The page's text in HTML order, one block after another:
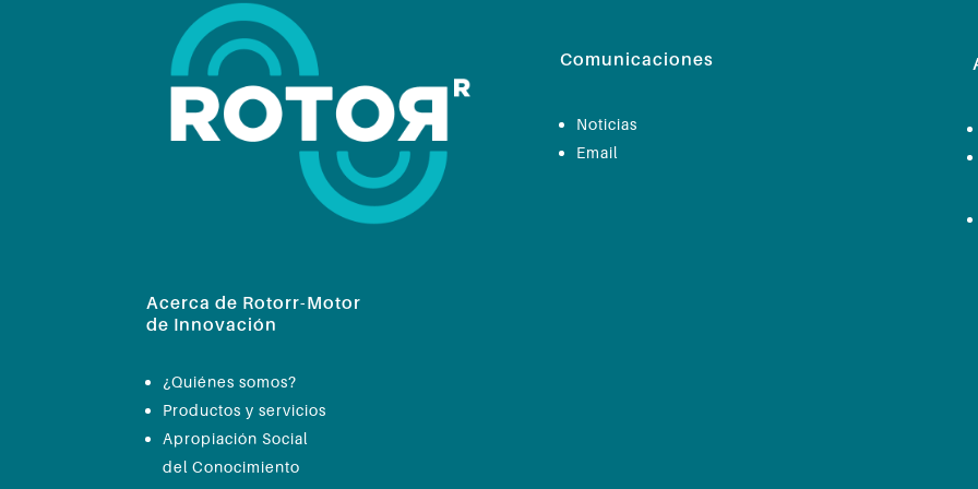
Acerca de Rotorr-Motor
de Innovación
¿Quiénes somos?
Productos y servicios
Apropiación Social
del Conocimiento
Comunicaciones
Noticias
Email